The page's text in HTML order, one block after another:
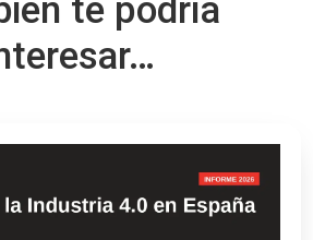
te podría